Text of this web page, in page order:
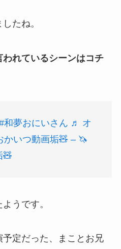
たね。
れているシーンはコチ
和夢おにいさん ♬ オ
かいつ動画垢🧸 – 🦄
🧸
うです。
定だった、まことお兄